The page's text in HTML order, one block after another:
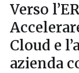
Verso
Cloud e
azienda